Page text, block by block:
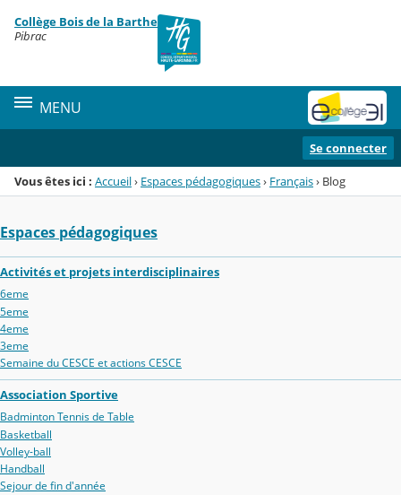
Menu de la rubrique
Contenu
Collège Bois de la Barthe
Pibrac
MENU
Se connecter
Vous êtes ici : Accueil› Espaces pédagogiques› Français› Blog
Espaces pédagogiques
Activités et projets interdisciplinaires
6eme
5eme
4eme
3eme
Semaine du CESCE et actions CESCE
Association Sportive
Badminton Tennis de Table
Basketball
Volley-ball
Handball
Sejour de fin d'année